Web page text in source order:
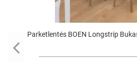
Parketlentės BOEN Longstrip